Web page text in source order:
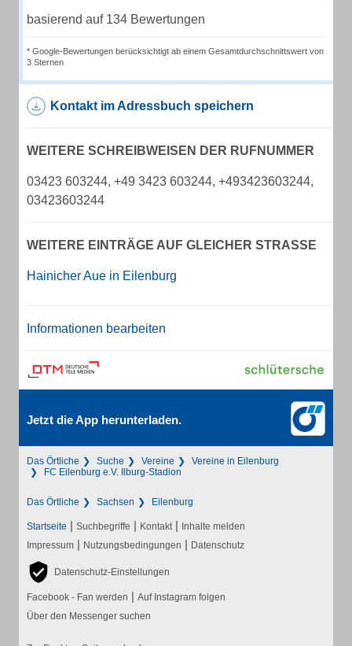
basierend auf 134 Bewertungen
* Google-Bewertungen berücksichtigt ab einem Gesamtdurchschnittswert von
3 Sternen
Kontakt im Adressbuch speichern
WEITERE SCHREIBWEISEN DER RUFNUMMER
03423 603244, +49 3423 603244, +493423603244,
03423603244
WEITERE EINTRÄGE AUF GLEICHER STRASSE
Hainicher Aue in Eilenburg
Informationen bearbeiten
Jetzt die App herunterladen.
Das Örtliche Suche Vereine
Vereine in Eilenburg
FC Eilenburg e.V. Ilburg-Stadion
Das Örtliche Sachsen Eilenburg
Startseite | Suchbegriffe | Kontakt | Inhalte melden
Impressum | Nutzungsbedingungen | Datenschutz
Datenschutz-Einstellungen
Facebook - Fan werden | Auf Instagram folgen
Über den Messenger suchen